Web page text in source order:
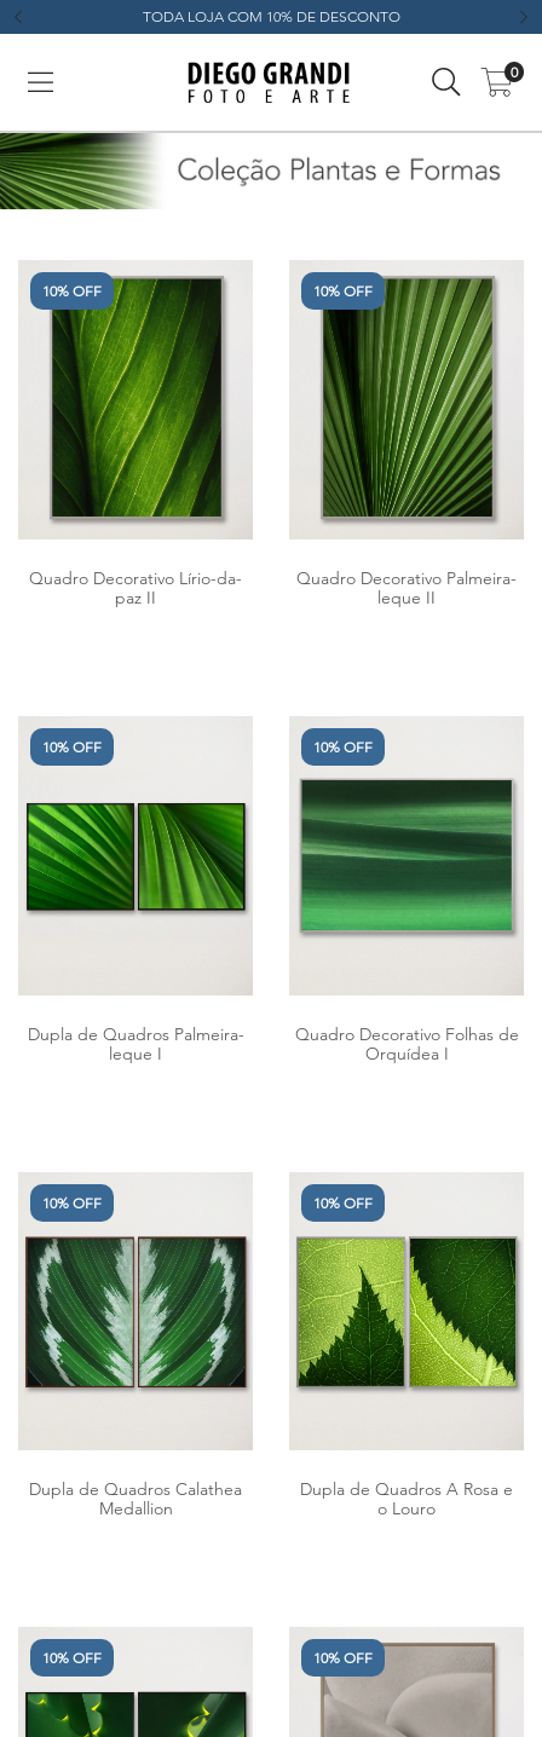
TODA LOJA COM 10% DE DESCONTO
0
10% OFF
Quadro Decorativo Lírio-da-
paz II
10% OFF
Quadro Decorativo Palmeira-
leque II
10% OFF
Dupla de Quadros Palmeira-
leque I
10% OFF
Quadro Decorativo Folhas de
Orquídea I
10% OFF
Dupla de Quadros Calathea
Medallion
10% OFF
Dupla de Quadros A Rosa e
o Louro
10% OFF 10% OFF